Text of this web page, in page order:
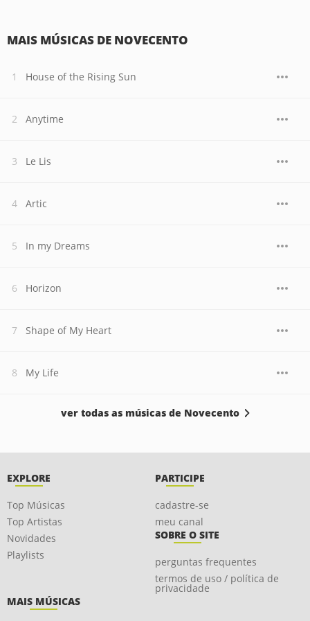
MAIS MÚSICAS DE NOVECENTO
House of the Rising Sun
Anytime
Le Lis
Artic
In my Dreams
Horizon
Shape of My Heart
My Life
ver todas as músicas de Novecento
EXPLORE
Top Músicas
Top Artistas
Novidades
Playlists
PARTICIPE
cadastre-se
meu canal
SOBRE O SITE
perguntas frequentes
termos de uso / política de
privacidade
MAIS MÚSICAS